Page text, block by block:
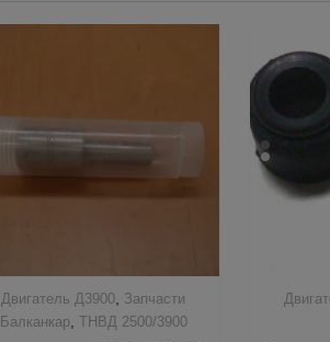
Двигатель Д3900 Запчасти
Балканкар, ТНВД 2500/3900